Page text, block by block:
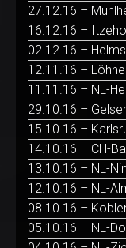
27.12.16 –
16.12.16 –
02.12.16 –
12.11.16 – Löhne
11.11.16 – NL-
29.10.16 –
15.10.16 –
14.10.16 – CH-
13.10.16 – NL-
12.10.16 – NL-
08.10.16 –
05.10.16 – NL-